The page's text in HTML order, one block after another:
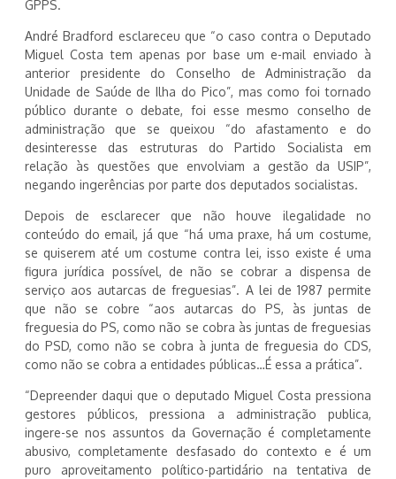
GPPS.
André Bradford esclareceu que “o caso contra o Deputado
Miguel Costa tem apenas por base um e-mail enviado à
anterior presidente do Conselho de Administração da
Unidade de Saúde de Ilha do Pico”, mas como foi tornado
público durante o debate, foi esse mesmo conselho de
administração que se queixou “do afastamento e do
desinteresse das estruturas do Partido Socialista em
relação às questões que envolviam a gestão da USIP”,
negando ingerências por parte dos deputados socialistas.
Depois de esclarecer que não houve ilegalidade no
conteúdo do email, já que “há uma praxe, há um costume,
se quiserem até um costume contra lei, isso existe é uma
figura jurídica possível, de não se cobrar a dispensa de
serviço aos autarcas de freguesias”. A lei de 1987 permite
que não se cobre “aos autarcas do PS, às juntas de
freguesia do PS, como não se cobra às juntas de freguesias
do PSD, como não se cobra à junta de freguesia do CDS,
como não se cobra a entidades públicas…É essa a prática”.
“Depreender daqui que o deputado Miguel Costa pressiona
gestores públicos, pressiona a administração publica,
ingere-se nos assuntos da Governação é completamente
abusivo, completamente desfasado do contexto e é um
puro aproveitamento político-partidário na tentativa de